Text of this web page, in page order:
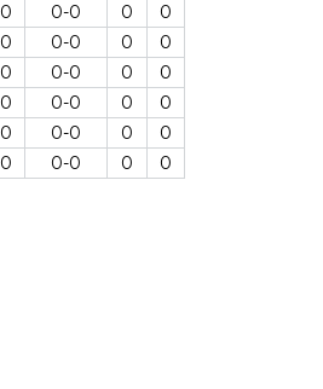
0 0-0 0
0
0 0-0 0
0
0 0-0 0
0
0 0-0 0
0
0 0-0 0
0
0 0-0 0 0